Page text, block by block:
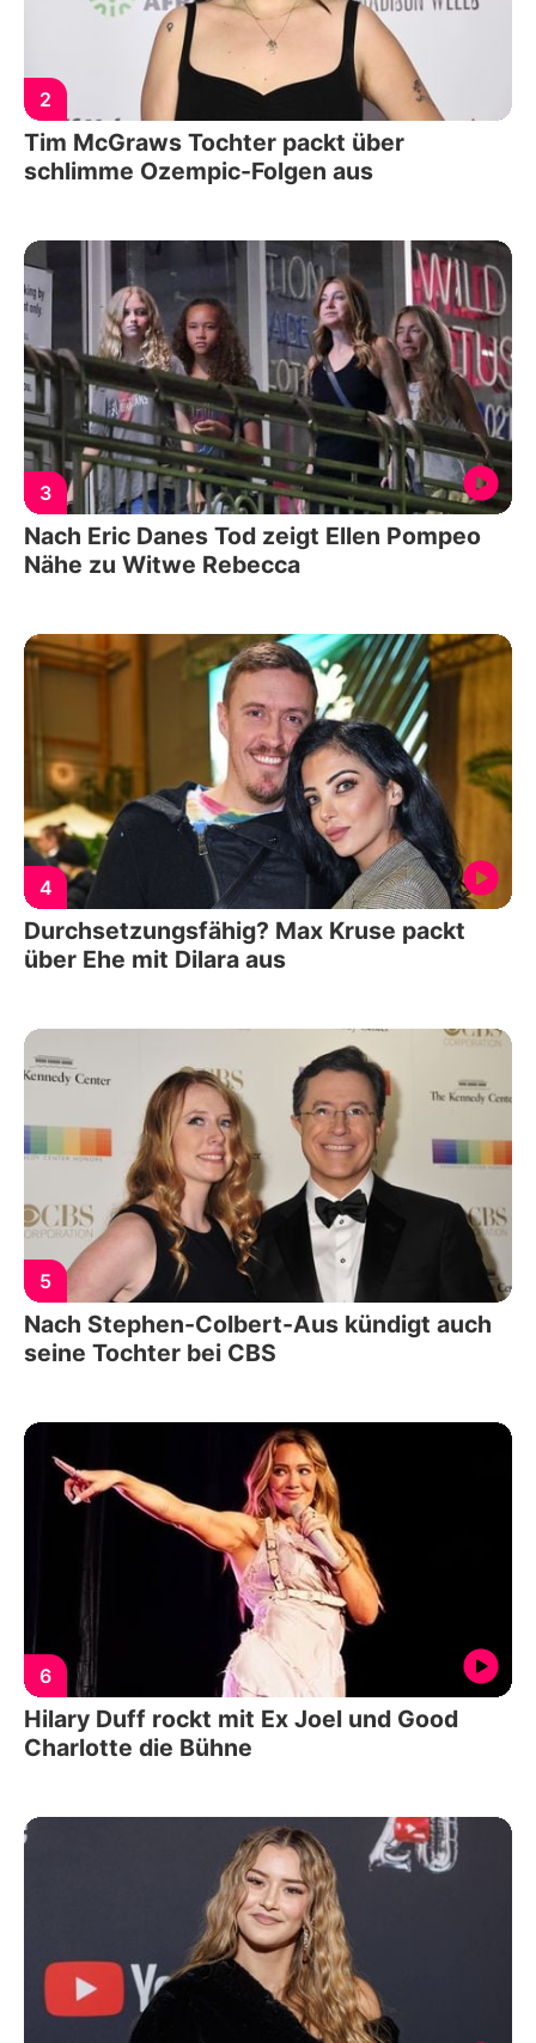
2
Tim McGraws Tochter packt über
schlimme Ozempic-Folgen aus
3
Nach Eric Danes Tod zeigt Ellen Pompeo
Nähe zu Witwe Rebecca
4
Durchsetzungsfähig? Max Kruse packt
über Ehe mit Dilara aus
5
Nach Stephen-Colbert-Aus kündigt auch
seine Tochter bei CBS
6
Hilary Duff rockt mit Ex Joel und Good
Charlotte die Bühne